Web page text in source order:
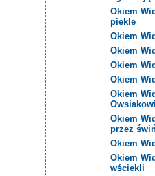
Okiem
piekle
Okiem
Okiem
Okiem
Okiem
Okiem
Owsiakowi
Okiem
przez
Okiem
Okiem
wściekli